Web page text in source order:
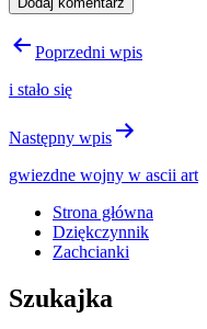
Nawigacja
Poprzedni wpis
i stało się
Następny wpis
gwiezdne wojny w ascii art
Strona główna
Dziękczynnik
Zachcianki
Szukajka